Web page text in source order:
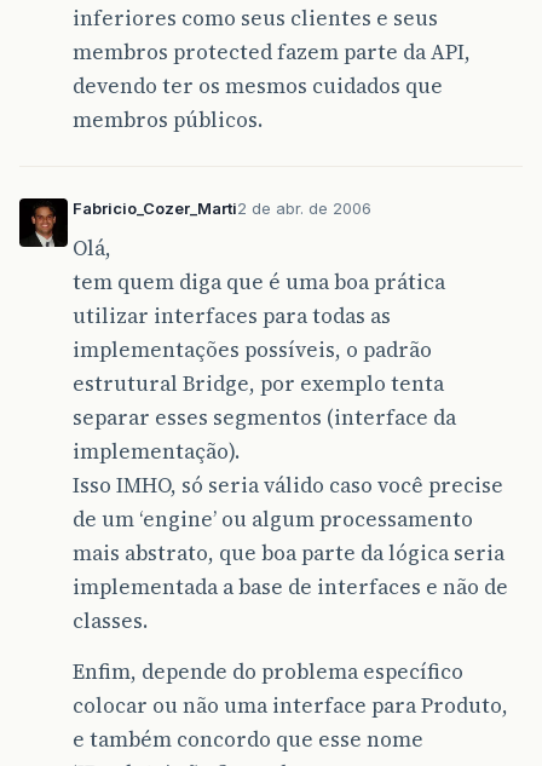
inferiores como seus clientes e seus
membros protected fazem parte da API,
devendo ter os mesmos cuidados que
membros públicos.
Fabricio_Cozer_Marti2 de abr. de 2006
Olá,
tem quem diga que é uma boa prática
utilizar interfaces para todas as
implementações possíveis, o padrão
estrutural Bridge, por exemplo tenta
separar esses segmentos (interface da
implementação).
Isso IMHO, só seria válido caso você precise
de um ‘engine’ ou algum processamento
mais abstrato, que boa parte da lógica seria
implementada a base de interfaces e não de
classes.
Enfim, depende do problema específico
colocar ou não uma interface para Produto,
e também concordo que esse nome